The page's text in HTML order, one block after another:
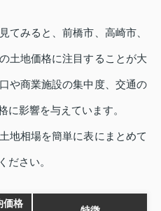
てみると、前橋市、高崎市、
土地価格に注目することが大
や商業施設の集中度、交通の
に影響を与えています。
地相場を簡単に表にまとめて
ださい。
価格